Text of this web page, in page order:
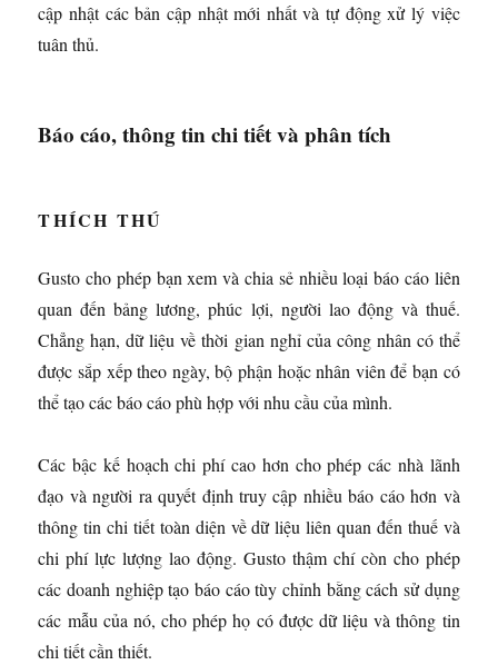
cập nhật các bản cập nhật mới nhất và tự động xử lý việc
tuân thủ.
Báo cáo, thông tin chi tiết và phân tích
THÍCH THÚ
Gusto cho phép bạn xem và chia sẻ nhiều loại báo cáo liên
quan đến bảng lương, phúc lợi, người lao động và thuế.
Chẳng hạn, dữ liệu về thời gian nghỉ của công nhân có thể
được sắp xếp theo ngày, bộ phận hoặc nhân viên để bạn có
thể tạo các báo cáo phù hợp với nhu cầu của mình.
Các bậc kế hoạch chi phí cao hơn cho phép các nhà lãnh
đạo và người ra quyết định truy cập nhiều báo cáo hơn và
thông tin chi tiết toàn diện về dữ liệu liên quan đến thuế và
chi phí lực lượng lao động. Gusto thậm chí còn cho phép
các doanh nghiệp tạo báo cáo tùy chỉnh bằng cách sử dụng
các mẫu của nó, cho phép họ có được dữ liệu và thông tin
chi tiết cần thiết.